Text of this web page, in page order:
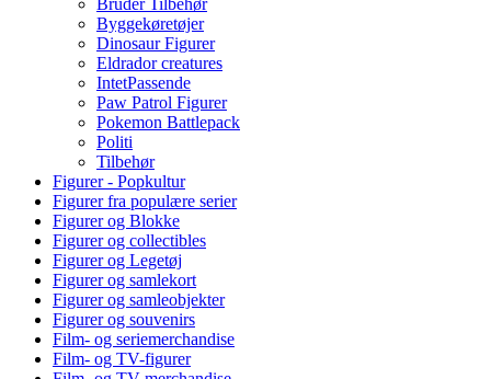
Byggekøretøjer
Dinosaur Figurer
Eldrador creatures
IntetPassende
Paw Patrol Figurer
Pokemon Battlepack
Politi
Tilbehør
Figurer - Popkultur
Figurer fra populære serier
Figurer og Blokke
Figurer og collectibles
Figurer og Legetøj
Figurer og samlekort
Figurer og samleobjekter
Figurer og souvenirs
Film- og seriemerchandise
Film- og TV-figurer